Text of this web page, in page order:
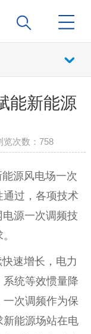
能新能源
览次数：758
源风电场一次
过，各项技术
源一次调频技
速增长，电力
统等效惯量降
次调频作为保
新能源场站在电